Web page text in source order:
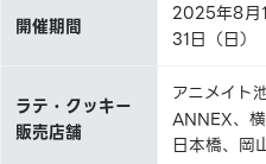
開催期間
2025年8月
31日（日）
ラテ・クッキー
販売店舗
アニメイト
ANNEX、
日本橋、岡